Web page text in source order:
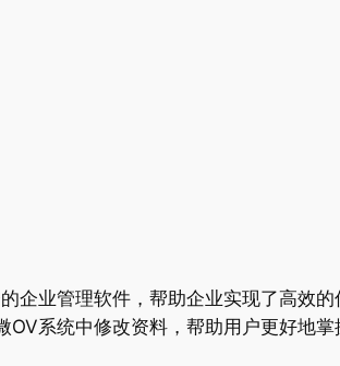
企业管理软件，帮助企业实现了高效
系统中修改资料，帮助用户更好地掌